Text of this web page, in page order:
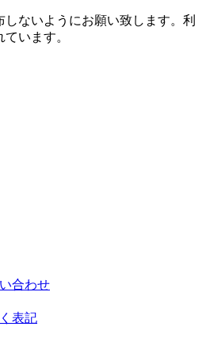
ないようにお願い致します。利
います。
合わせ
表記